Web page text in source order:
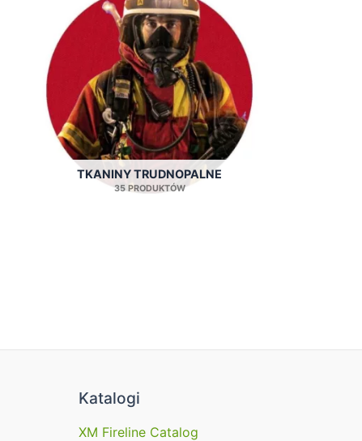
TKANINY TRUDNOPALNE
35 PRODUKTÓW
Katalogi
XM Fireline Catalog